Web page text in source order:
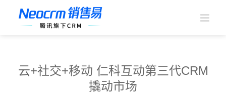
云+社交+移动 仁科互动第三代CRM
撬动市场